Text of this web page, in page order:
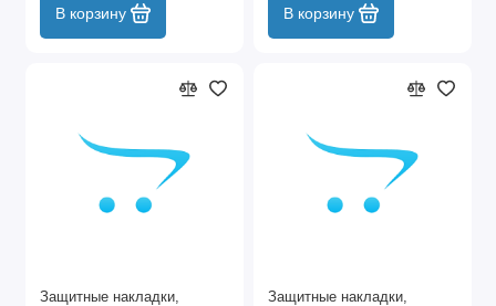
В корзину В корзину
Защитные накладки,
Защитные накладки,